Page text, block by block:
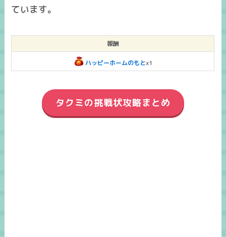
ています。
報酬
ハッピーホームのもとx1
タクミの挑戦状攻略まとめ